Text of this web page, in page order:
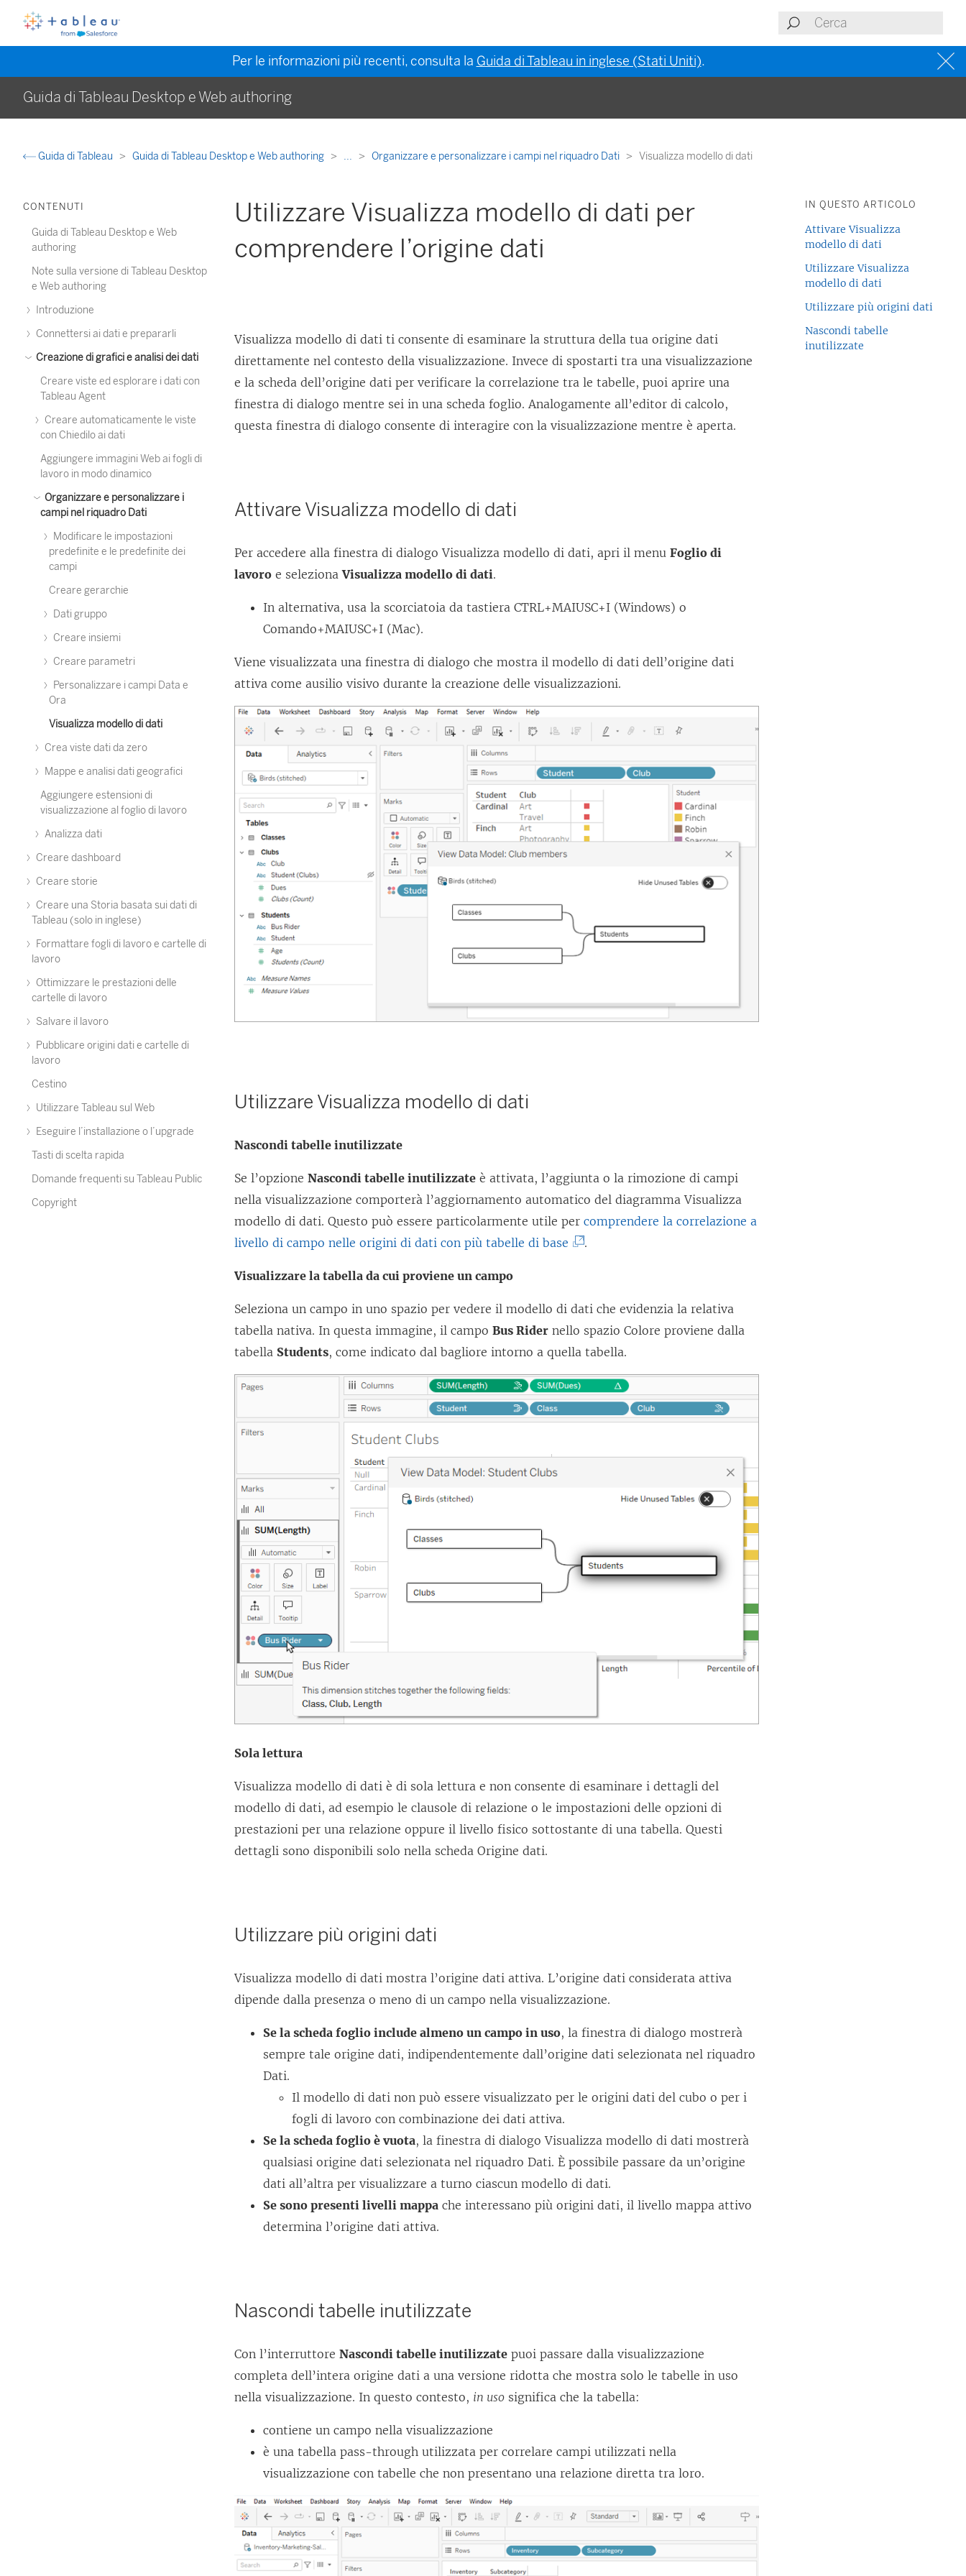
Per le informazioni più recenti, consulta la Guida di Tableau in inglese (Stati Uniti).
Guida di Tableau Desktop e Web authoring
Guida di Tableau Guida di Tableau Desktop e Web authoring ... Organizzare e personalizzare i campi nel riquadro Dati Visualizza modello di dati
CONTENUTI
Guida di Tableau Desktop e Web
authoring
Note sulla versione di Tableau Desktop
e Web authoring
Introduzione
Connettersi ai dati e prepararli
Creazione di grafici e analisi dei dati
Creare viste ed esplorare i dati con
Tableau Agent
Creare automaticamente le viste
con Chiedilo ai dati
Aggiungere immagini Web ai fogli di
lavoro in modo dinamico
Organizzare e personalizzare i
campi nel riquadro Dati
Modificare le impostazioni
predefinite e le predefinite dei
campi
Creare gerarchie
Dati gruppo
Creare insiemi
Creare parametri
Personalizzare i campi Data e
Ora
Visualizza modello di dati
Crea viste dati da zero
Mappe e analisi dati geografici
Aggiungere estensioni di
visualizzazione al foglio di lavoro
Analizza dati
Creare dashboard
Creare storie
Creare una Storia basata sui dati di
Tableau (solo in inglese)
Formattare fogli di lavoro e cartelle di
lavoro
Ottimizzare le prestazioni delle
cartelle di lavoro
Salvare il lavoro
Pubblicare origini dati e cartelle di
lavoro
Cestino
Utilizzare Tableau sul Web
Eseguire l’installazione o l’upgrade
Tasti di scelta rapida
Domande frequenti su Tableau Public
Copyright
Utilizzare Visualizza modello di dati per
comprendere l’origine dati
Visualizza modello di dati ti consente di esaminare la struttura della tua origine dati
direttamente nel contesto della visualizzazione. Invece di spostarti tra una visualizzazione
e la scheda dell’origine dati per verificare la correlazione tra le tabelle, puoi aprire una
finestra di dialogo mentre sei in una scheda foglio. Analogamente all’editor di calcolo,
questa finestra di dialogo consente di interagire con la visualizzazione mentre è aperta.
Attivare Visualizza modello di dati
Per accedere alla finestra di dialogo Visualizza modello di dati, apri il menuFoglio di
lavoro e selezionaVisualizza modello di dati.
In alternativa, usa la scorciatoia da tastiera CTRL+MAIUSC+I (Windows) o
Comando+MAIUSC+I (Mac).
Viene visualizzata una finestra di dialogo che mostra il modello di dati dell’origine dati
attiva come ausilio visivo durante la creazione delle visualizzazioni.
Utilizzare Visualizza modello di dati
Nascondi tabelle inutilizzate
Se l’opzioneNascondi tabelle inutilizzate è attivata, l’aggiunta o la rimozione di campi
nella visualizzazione comporterà l’aggiornamento automatico del diagramma Visualizza
modello di dati. Questo può essere particolarmente utile percomprendere la correlazione a
livello di campo nelle origini di dati con più tabelle di base (
c
o
l
l
e
g
m
v
i
e
o
i
n
v
a
i
n
s
r
a
)
.
Visualizzare la tabella da cui proviene un campo
Seleziona un campo in uno spazio per vedere il modello di dati che evidenzia la relativa
tabella nativa. In questa immagine, il campoBus Rider nello spazio Colore proviene dalla
tabella Students, come indicato dal bagliore intorno a quella tabella.
Sola lettura
Visualizza modello di dati è di sola lettura e non consente di esaminare i dettagli del
modello di dati, ad esempio le clausole di relazione o le impostazioni delle opzioni di
prestazioni per una relazione oppure il livello fisico sottostante di una tabella. Questi
dettagli sono disponibili solo nella scheda Origine dati.
Utilizzare più origini dati
Visualizza modello di dati mostra l’origine dati attiva. L’origine dati considerata attiva
dipende dalla presenza o meno di un campo nella visualizzazione.
Se la scheda foglio include almeno un campo in uso, la finestra di dialogo mostrerà
sempre tale origine dati, indipendentemente dall’origine dati selezionata nel riquadro
Dati.
Il modello di dati non può essere visualizzato per le origini dati del cubo o per i
fogli di lavoro con combinazione dei dati attiva.
Se la scheda foglio è vuota, la finestra di dialogo Visualizza modello di dati mostrerà
qualsiasi origine dati selezionata nel riquadro Dati. È possibile passare da un’origine
dati all’altra per visualizzare a turno ciascun modello di dati.
Se sono presenti livelli mappa che interessano più origini dati, il livello mappa attivo
determina l’origine dati attiva.
Nascondi tabelle inutilizzate
Con l’interruttoreNascondi tabelle inutilizzate puoi passare dalla visualizzazione
completa dell’intera origine dati a una versione ridotta che mostra solo le tabelle in uso
nella visualizzazione. In questo contesto, in uso significa che la tabella:
contiene un campo nella visualizzazione
è una tabella pass-through utilizzata per correlare campi utilizzati nella
visualizzazione con tabelle che non presentano una relazione diretta tra loro.
IN QUESTO ARTICOLO
Attivare Visualizza
modello di dati
Utilizzare Visualizza
modello di dati
Utilizzare più origini dati
Nascondi tabelle
inutilizzate